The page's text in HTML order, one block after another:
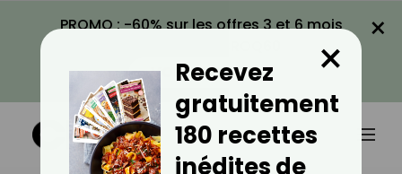
PROMO : -60% sur les offres 3 et 6 mois
VOIR LA PROMO
×
Recevez
gratuitement
180 recettes
inédites de
×